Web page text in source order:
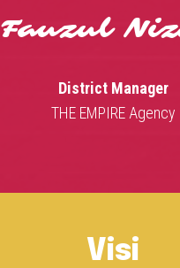
Fauzul
District Manager
THE EMPIRE Agency
Visi